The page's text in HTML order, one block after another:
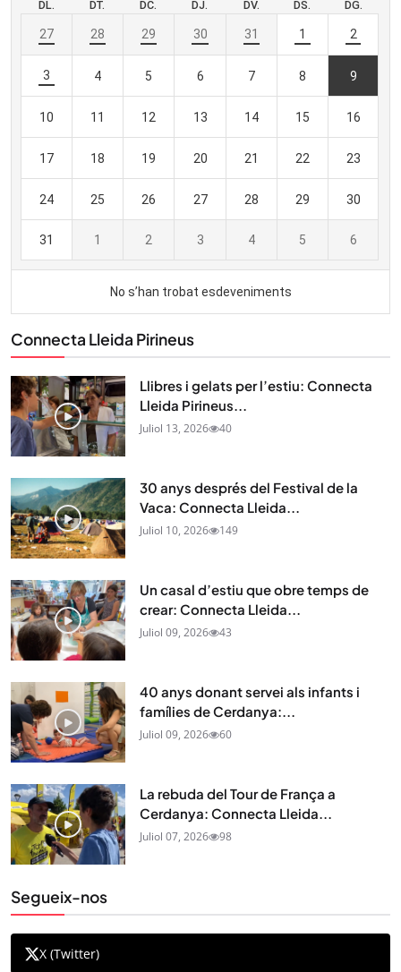
Connecta Lleida Pirineus
Llibres i gelats per l’estiu: Connecta
Lleida Pirineus...
Juliol 13, 2026 40
30 anys després del Festival de la
Vaca: Connecta Lleida...
Juliol 10, 2026 149
Un casal d’estiu que obre temps de
crear: Connecta Lleida...
Juliol 09, 2026 43
40 anys donant servei als infants i
famílies de Cerdanya:...
Juliol 09, 2026 60
La rebuda del Tour de França a
Cerdanya: Connecta Lleida...
Juliol 07, 2026 98
Segueix-nos
X (Twitter)